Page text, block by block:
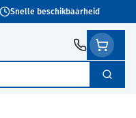
Snelle beschikbaarheid
Zoek